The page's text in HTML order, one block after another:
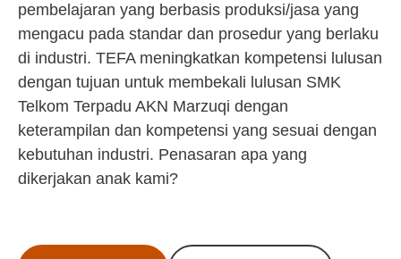
pembelajaran yang berbasis produksi/jasa yang
mengacu pada standar dan prosedur yang berlaku
di industri. TEFA meningkatkan kompetensi lulusan
dengan tujuan untuk membekali lulusan SMK
Telkom Terpadu AKN Marzuqi dengan
keterampilan dan kompetensi yang sesuai dengan
kebutuhan industri. Penasaran apa yang
dikerjakan anak kami?